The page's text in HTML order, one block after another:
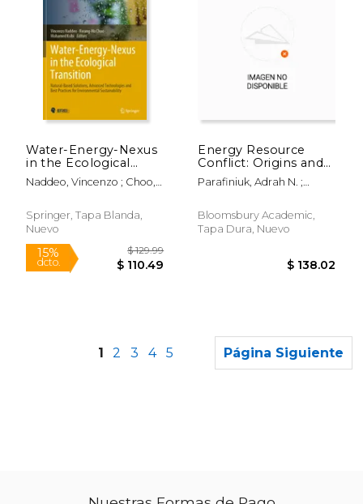
15% $ 34.99 15% $
Water-Energy-Nexus
in the Ecological
Transition: Natural-
Based Solutions,
Technologies and
Best Practices for
Sustainability (en
Inglés)
Naddeo, Vincenzo ; Choo,
Mohamed
Springer, Tapa Blanda,
Nuevo
Energy Resource
Conflict: Origins and
Global Impact (en
Inglés)
Parafiniuk, Adrah N. ;
Bloomsbury Academic,
Tapa Dura, Nuevo
1 2 3 4 5 Página Siguiente